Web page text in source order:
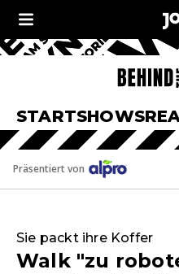
STARTSHOWS
Präsentiert von
Sie packt ihre Koffer
Walk "zu